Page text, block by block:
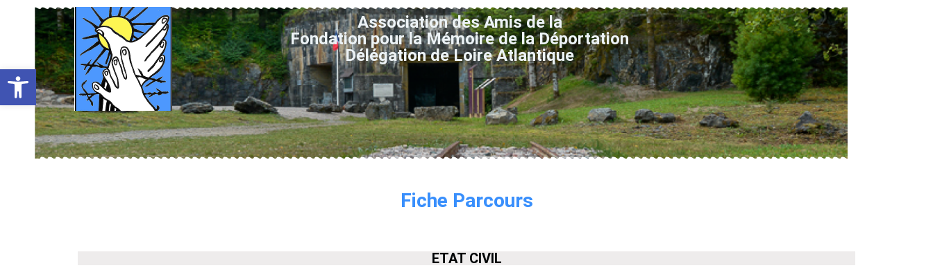
Ouvrir la barre d’outils
Association des Amis de la
Fondation pour la Mémoire de la Déportation
Délégation de Loire Atlantique
Fiche Parcours
ETAT CIVIL